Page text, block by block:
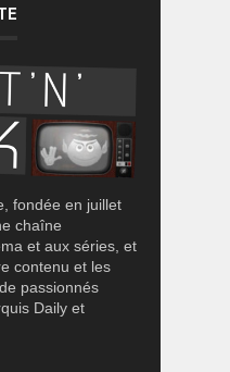
fondée en juillet
chaîne
et aux séries, et
contenu et les
passionnés
Daily et